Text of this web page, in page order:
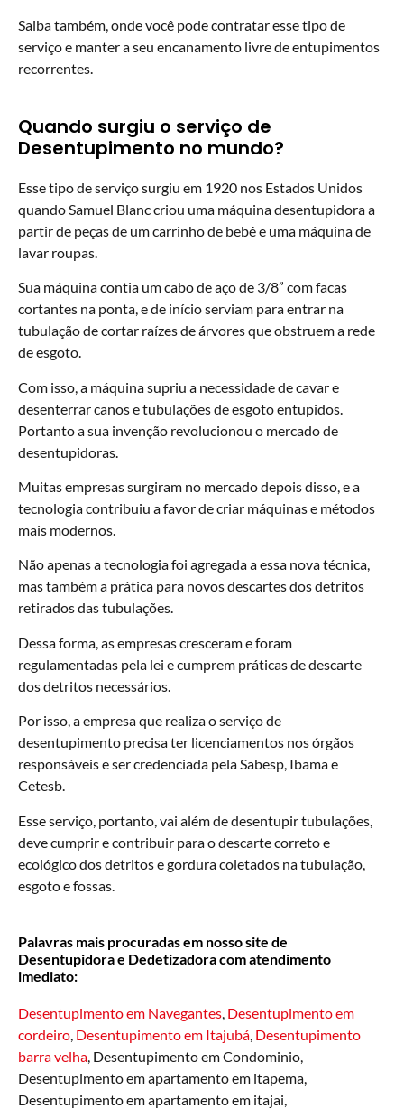
Saiba também, onde você pode contratar esse tipo de
serviço e manter a seu encanamento livre de entupimentos
recorrentes.
Quando surgiu o serviço de
Desentupimento no mundo?
Esse tipo de serviço surgiu em 1920 nos Estados Unidos
quando Samuel Blanc criou uma máquina desentupidora a
partir de peças de um carrinho de bebê e uma máquina de
lavar roupas.
Sua máquina contia um cabo de aço de 3/8” com facas
cortantes na ponta, e de início serviam para entrar na
tubulação de cortar raízes de árvores que obstruem a rede
de esgoto.
Com isso, a máquina supriu a necessidade de cavar e
desenterrar canos e tubulações de esgoto entupidos.
Portanto a sua invenção revolucionou o mercado de
desentupidoras.
Muitas empresas surgiram no mercado depois disso, e a
tecnologia contribuiu a favor de criar máquinas e métodos
mais modernos.
Não apenas a tecnologia foi agregada a essa nova técnica,
mas também a prática para novos descartes dos detritos
retirados das tubulações.
Dessa forma, as empresas cresceram e foram
regulamentadas pela lei e cumprem práticas de descarte
dos detritos necessários.
Por isso, a empresa que realiza o serviço de
desentupimento precisa ter licenciamentos nos órgãos
responsáveis e ser credenciada pela Sabesp, Ibama e
Cetesb.
Esse serviço, portanto, vai além de desentupir tubulações,
deve cumprir e contribuir para o descarte correto e
ecológico dos detritos e gordura coletados na tubulação,
esgoto e fossas.
Palavras mais procuradas em nosso site de
Desentupidora e Dedetizadora com atendimento
imediato:
Desentupimento em Navegantes Desentupimento em
cordeiro Desentupimento em Itajubá Desentupimento
barra velha , Desentupimento em Condominio,
Desentupimento em apartamento em itapema,
Desentupimento em apartamento em itajai,